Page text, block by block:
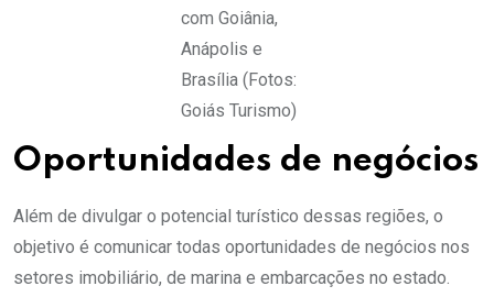
com Goiânia,
Anápolis e
Brasília (Fotos:
Goiás Turismo)
Oportunidades de negócios
Além de divulgar o potencial turístico dessas regiões, o
objetivo é comunicar todas oportunidades de negócios nos
setores imobiliário, de marina e embarcações no estado.